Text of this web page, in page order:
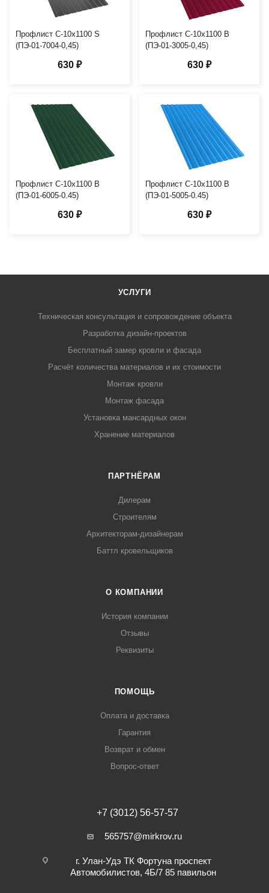
Профлист С-10х1100 S
(ПЭ-01-7004-0,45)
630 ₽
Профлист С-10х1100 B
(ПЭ-01-3005-0,45)
630 ₽
Профлист С-10х1100 B
(ПЭ-01-6005-0.45)
630 ₽
Профлист С-10х1100 B
(ПЭ-01-5005-0.45)
630 ₽
УСЛУГИ
Техническая консультация и сопровождение объекта
Разработка дизайн-проектов
Бесплатный замер кровли и фасада
Расчёт количества материалов и их стоимости
Монтаж кровли
Монтаж фасада
Установка мансардных окон
Хранение материалов
ПАРТНЁРАМ
Дилерам
Строителям
Архитекторам-дизайнерам
Баттл кровельщиков
О КОМПАНИИ
История компании
Отзывы
Реквизиты
ПОМОЩЬ
Оплата и доставка
Гарантия
Возврат и обмен
Вопрос-ответ
+7 (3012) 56-57-57
565757@mirkrov.ru
г. Улан-Удэ ​ТК Фортуна​ проспект
Автомобилистов, 4Б/7 ​85 павильон